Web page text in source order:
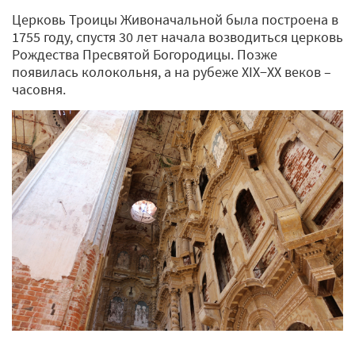
Церковь Троицы Живоначальной была построена в
1755 году, спустя 30 лет начала возводиться церковь
Рождества Пресвятой Богородицы. Позже
появилась колокольня, а на рубеже XIX−XX веков –
часовня.